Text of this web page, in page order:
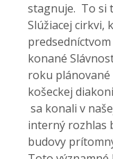
stagnuje. To si
Slúžiacej cirkvi,
predsedníctvom
konané
roku
košeckej
sa konali v
interný rozhlas
budovy